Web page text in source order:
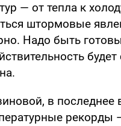
— от тепла к
штормовые
Надо быть
в последнее
рекорды